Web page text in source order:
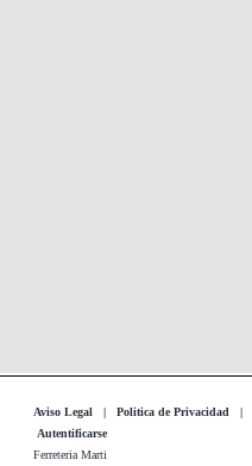
Aviso Legal | Politica de Privacidad |
Autentificarse
Ferreteria Marti